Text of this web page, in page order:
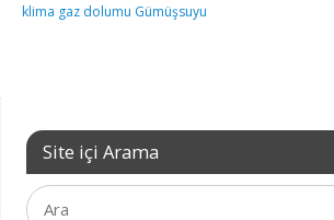
klima gaz dolumu Gümüşsuyu
Site içi Arama